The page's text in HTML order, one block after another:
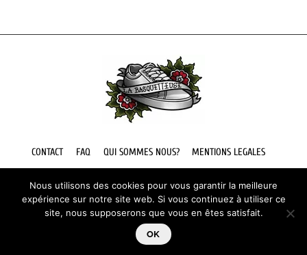
Back
To
Top
CONTACT FAQ QUI SOMMES NOUS? MENTIONS LEGALES
Site web par © Webeliam
Nous utilisons des cookies pour vous garantir la meilleure
expérience sur notre site web. Si vous continuez à utiliser ce
site, nous supposerons que vous en êtes satisfait.
OK